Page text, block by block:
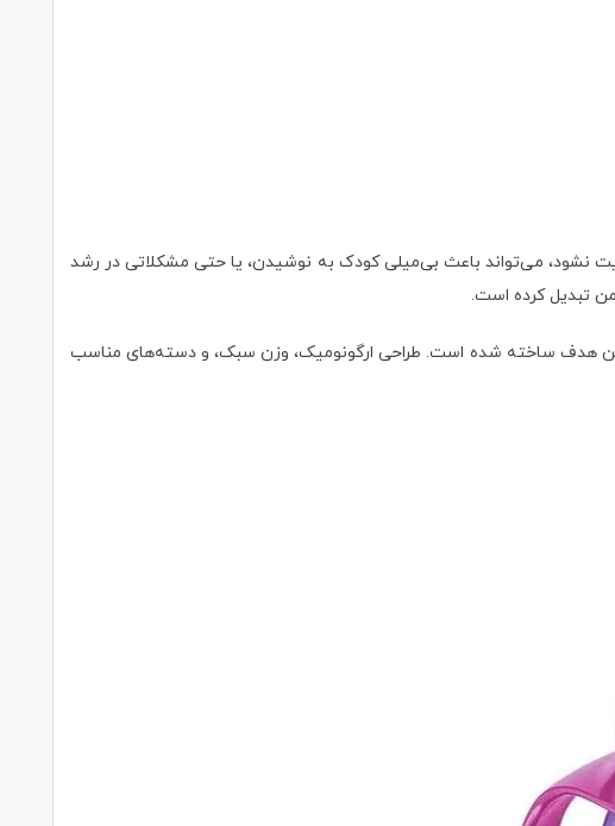
نشود، می‌تواند باعث بی‌میلی کودک به نوشیدن، یا حتی مشکلاتی در رشد
تبدیل کرده است.
هدف ساخته شده است. طراحی ارگونومیک، وزن سبک، و دسته‌های مناسب